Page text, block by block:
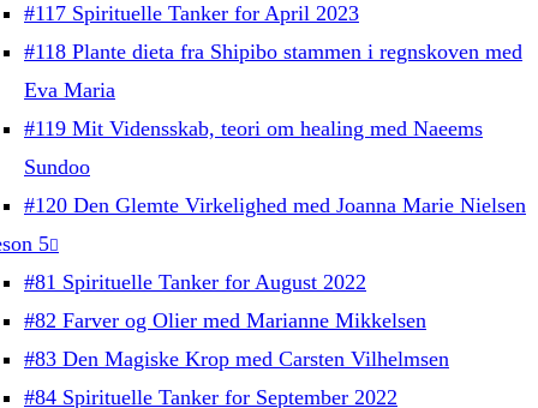
#117 Spirituelle Tanker for April 2023
#118 Plante dieta fra Shipibo stammen i regnskoven med
Eva Maria
#119 Mit Vidensskab, teori om healing med Naeems
Sundoo
#120 Den Glemte Virkelighed med Joanna Marie Nielsen
5
#81 Spirituelle Tanker for August 2022
#82 Farver og Olier med Marianne Mikkelsen
#83 Den Magiske Krop med Carsten Vilhelmsen
#84 Spirituelle Tanker for September 2022